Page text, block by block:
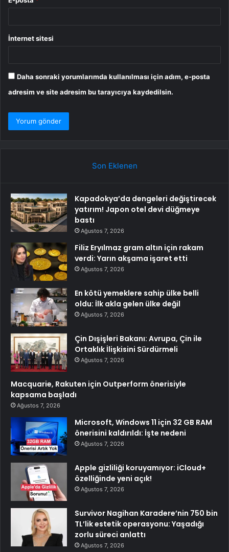
İnternet sitesi
Daha sonraki yorumlarımda kullanılması için adım, e-posta
adresim ve site adresim bu tarayıcıya kaydedilsin.
Son Eklenen
Kapadokya’da dengeleri değiştirecek
yatırım! Japon otel devi düğmeye
bastı
Ağustos 7, 2026
Filiz Eryılmaz gram altın için rakam
verdi: Yarın akşama işaret etti
Ağustos 7, 2026
En kötü yemeklere sahip ülke belli
oldu: İlk akla gelen ülke değil
Ağustos 7, 2026
Çin Dışişleri Bakanı: Avrupa, Çin ile
Ortaklık İlişkisini Sürdürmeli
Ağustos 7, 2026
Macquarie, Rakuten için Outperform önerisiyle
kapsama başladı
Ağustos 7, 2026
Microsoft, Windows 11 için 32 GB RAM
önerisini kaldırıldı: İşte nedeni
Ağustos 7, 2026
Apple gizliliği koruyamıyor: iCloud+
özelliğinde yeni açık!
Ağustos 7, 2026
Survivor Nagihan Karadere’nin 750 bin
TL’lik estetik operasyonu: Yaşadığı
zorlu süreci anlattı
Ağustos 7, 2026